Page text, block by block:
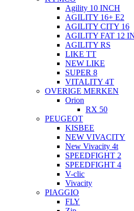
Agility 10 INCH
AGILITY 16+ E2
AGILITY CITY 16
AGILITY FAT 12
AGILITY RS
LIKE TT
NEW LIKE
SUPER 8
VITALITY 4T
OVERIGE MERKEN
Orion
RX 50
PEUGEOT
KISBEE
NEW VIVACITY
New Vivacity 4t
SPEEDFIGHT 2
SPEEDFIGHT 4
V-clic
Vivacity
PIAGGIO
FLY